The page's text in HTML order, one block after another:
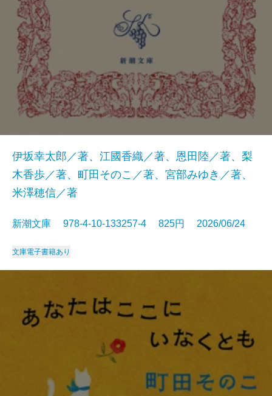
伊坂幸太郎／著、江國香織／著、恩田陸／著、梨
木香歩／著、町田そのこ／著、宮部みゆき／著、
米澤穂信／著
新潮文庫 978-4-10-133257-4 825円 2026/06/24
文庫電子書籍あり